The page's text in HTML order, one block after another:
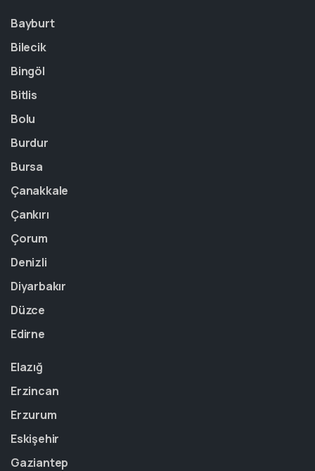
Bayburt
Bilecik
Bingöl
Bitlis
Bolu
Burdur
Bursa
Çanakkale
Çankırı
Çorum
Denizli
Diyarbakır
Düzce
Edirne
Elazığ
Erzincan
Erzurum
Eskişehir
Gaziantep